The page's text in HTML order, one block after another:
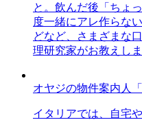
と。飲んだ後「ちょ
度一緒にアレ作らな
どなど、さまざまな
理研究家がお教えしま
オヤジの物件案内人
イタリアでは、自宅